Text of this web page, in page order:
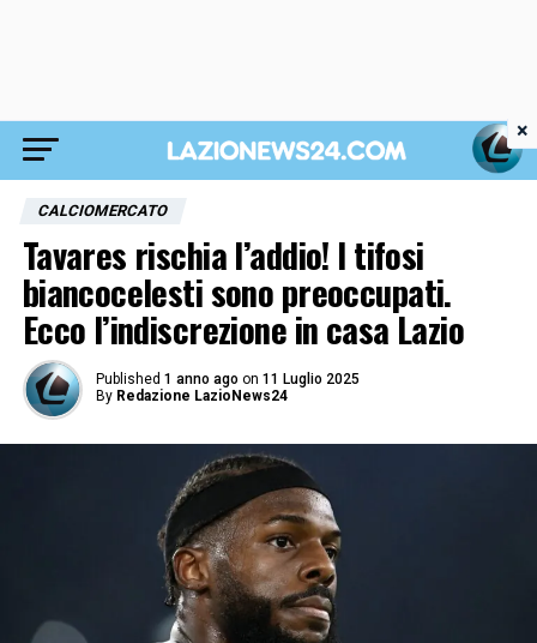
CALCIOMERCATO
Tavares rischia l’addio! I tifosi
biancocelesti sono preoccupati.
Ecco l’indiscrezione in casa Lazio
Published 1 anno ago on 11 Luglio 2025
By Redazione LazioNews24
×